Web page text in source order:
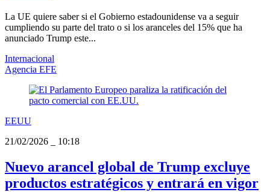
La UE quiere saber si el Gobierno estadounidense va a seguir
cumpliendo su parte del trato o si los aranceles del 15% que ha
anunciado Trump este...
Internacional
Agencia EFE
EEUU
21/02/2026
10:18
Nuevo arancel global de Trump excluye
productos estratégicos y entrará en vigor